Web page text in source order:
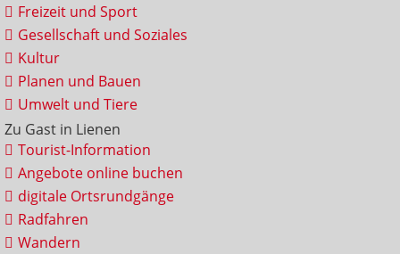
Freizeit und Sport
Gesellschaft und Soziales
Kultur
Planen und Bauen
Umwelt und Tiere
Zu Gast in Lienen
Tourist-Information
Angebote online buchen
digitale Ortsrundgänge
Radfahren
Wandern